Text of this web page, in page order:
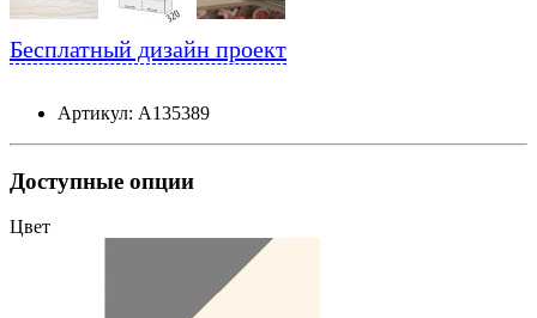
Бесплатный дизайн проект
Артикул: А135389
Доступные опции
Цвет